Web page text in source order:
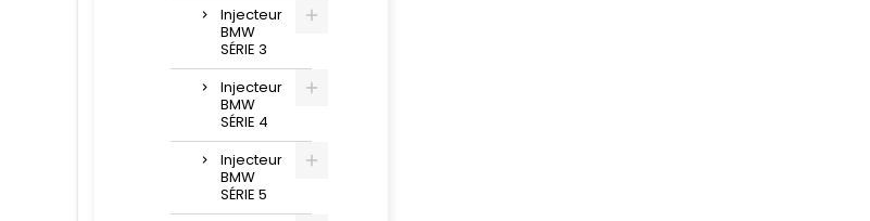
Injecteur
BMW
SÉRIE 3
Injecteur
BMW
SÉRIE 4
Injecteur
BMW
SÉRIE 5